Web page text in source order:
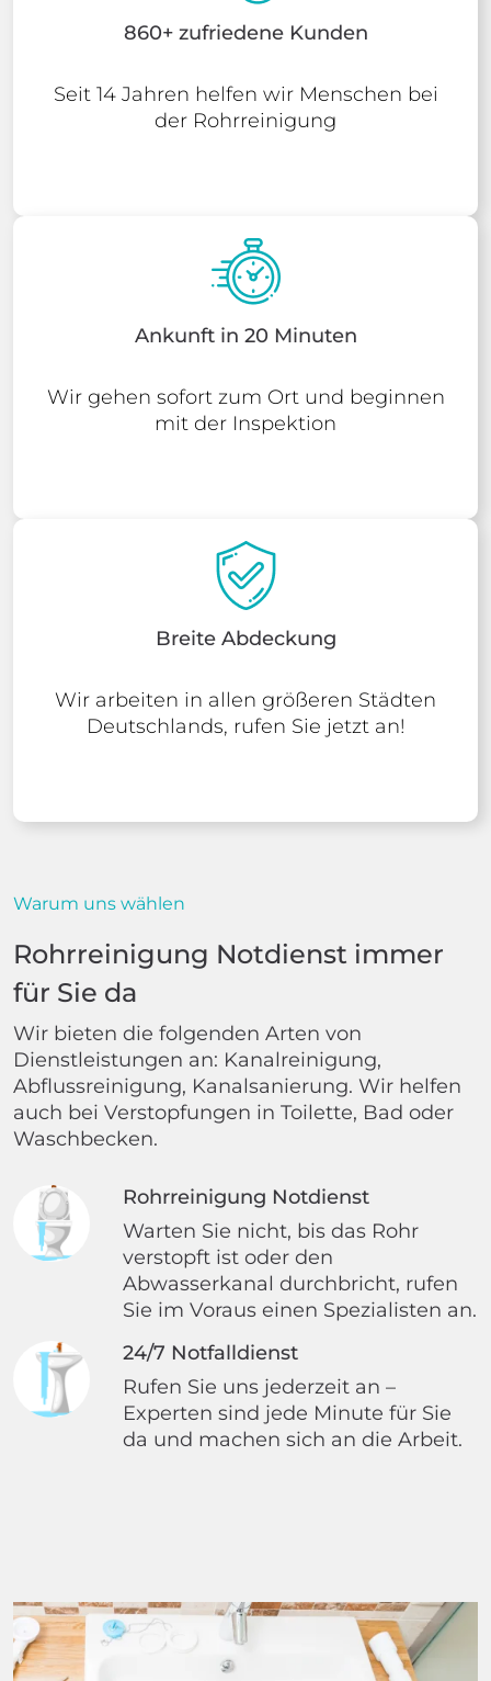
860+ zufriedene Kunden
Seit 14 Jahren helfen wir Menschen bei
der Rohrreinigung
Ankunft in 20 Minuten
Wir gehen sofort zum Ort und beginnen
mit der Inspektion
Breite Abdeckung
Wir arbeiten in allen größeren Städten
Deutschlands, rufen Sie jetzt an!
Warum uns wählen
Rohrreinigung Notdienst immer
für Sie da
Wir bieten die folgenden Arten von
Dienstleistungen an: Kanalreinigung,
Abflussreinigung, Kanalsanierung. Wir helfen
auch bei Verstopfungen in Toilette, Bad oder
Waschbecken.
Rohrreinigung Notdienst
Warten Sie nicht, bis das Rohr
verstopft ist oder den
Abwasserkanal durchbricht, rufen
Sie im Voraus einen Spezialisten an.
24/7 Notfalldienst
Rufen Sie uns jederzeit an –
Experten sind jede Minute für Sie
da und machen sich an die Arbeit.